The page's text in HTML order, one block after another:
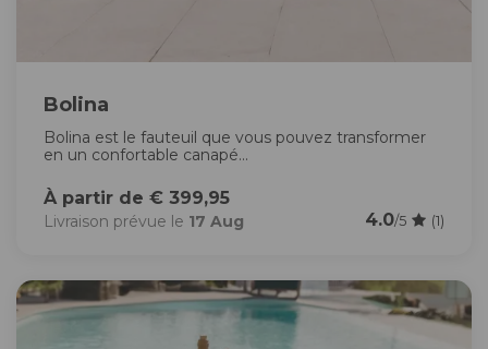
Bolina
Bolina est le fauteuil que vous pouvez transformer
en un confortable canapé...
À partir de € 399,95
Livraison prévue le 17 Aug 4.0/5 (1)